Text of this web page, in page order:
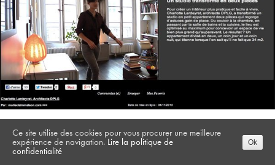
Ce site utilise des cookies pour vous procurer une meilleure
expérience de navigation. Lire la politique de
confidentialité
Ok